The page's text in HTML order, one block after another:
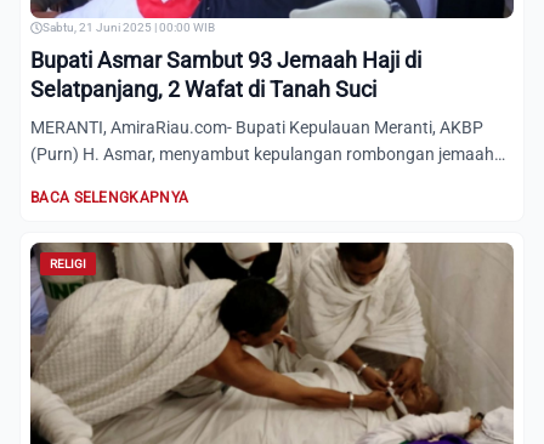
Sabtu, 21 Juni 2025 | 00:00 WIB
Bupati Asmar Sambut 93 Jemaah Haji di
Selatpanjang, 2 Wafat di Tanah Suci
MERANTI, AmiraRiau.com- Bupati Kepulauan Meranti, AKBP
(Purn) H. Asmar, menyambut kepulangan rombongan jemaah
BACA SELENGKAPNYA
RELIGI